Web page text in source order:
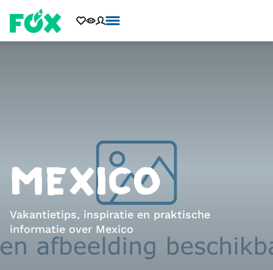
MEXICO
Vakantietips, inspiratie en praktische
informatie over Mexico